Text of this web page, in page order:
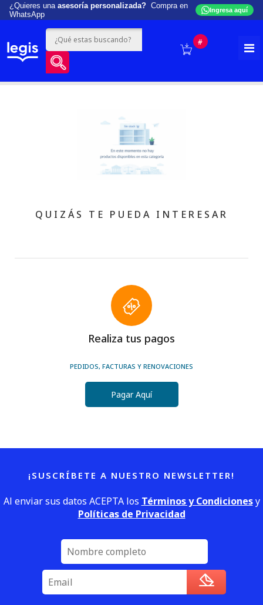
¿Quieres una asesoría personalizada? Compra en
WhatsApp
Ingresa aquí
#
QUIZÁS TE PUEDA INTERESAR
Realiza tus pagos
PEDIDOS, FACTURAS Y RENOVACIONES
Pagar Aquí
¡SUSCRÍBETE A NUESTRO NEWSLETTER!
Al enviar sus datos ACEPTA los Términos y Condicionesy
Políticas de Privacidad